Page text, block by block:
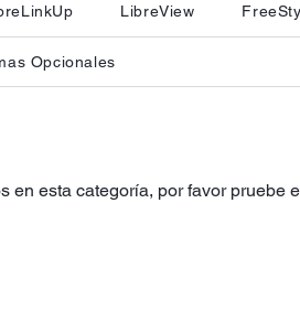
LibreView
Opcionales
en esta categoría, por favor pruebe